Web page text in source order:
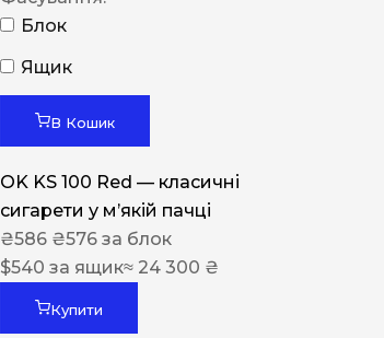
Блок
Ящик
В Кошик
OK KS 100 Red — класичні
сигарети у м’якій пачці
₴586 ₴576 за блок
$540 за ящик≈ 24 300 ₴
Купити